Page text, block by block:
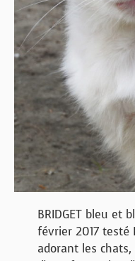
BRIDGET bleu et
février 2017 testé
adorant les